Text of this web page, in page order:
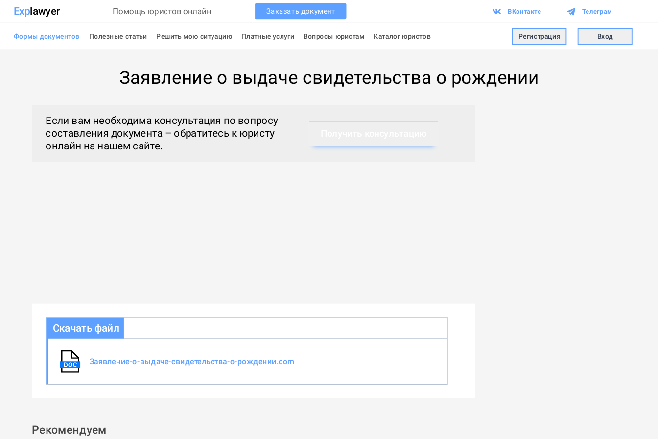
Explawyer Помощь юристов онлайн Заказать документ ВКонтакте Телеграм
Формы документов Полезные статьи Решить мою ситуацию Платные услуги Вопросы юристам Каталог юристов Регистрация Вход
Заявление о выдаче свидетельства о рождении
Если вам необходима консультация по вопросу
составления документа – обратитесь к юристу
онлайн на нашем сайте.
Скачать файл
Заявление-о-выдаче-свидетельства-о-рождении.com
Рекомендуем